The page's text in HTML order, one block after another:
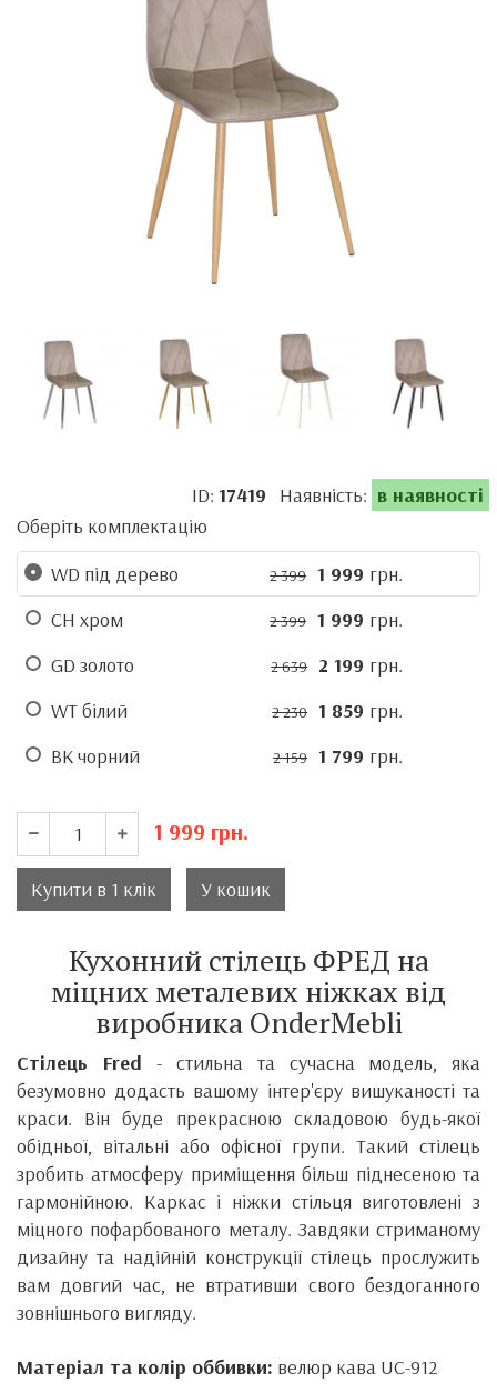
ID: 17419 Наявність: в наявності
Оберіть комплектацію
WD під дерево
2 399 1 999 грн.
CH хром
2 399 1 999 грн.
GD золото
2 639 2 199 грн.
WT білий
2 230 1 859 грн.
BK чорний
2 159 1 799 грн.
1 999 грн.
Купити в 1 клік У кошик
Кухонний стілець ФРЕД на
міцних металевих ніжках від
виробника OnderMebli
Стілець Fred- стильна та сучасна модель, яка
безумовно додасть вашому інтер'єру вишуканості та
краси. Вінбуде прекрасною складовою будь-якої
обідньої, вітальні або офісної групи. Такий стілець
зробить атмосферу приміщення більш піднесеною та
гармонійною. Каркас і ніжки стільця виготовлені з
міцного пофарбованого металу. Завдяки стриманому
дизайну та надійній конструкції стілець прослужить
вам довгий час, не втративши свого бездоганного
зовнішнього вигляду.
Матеріал та колір оббивки: велюр кава UC-912